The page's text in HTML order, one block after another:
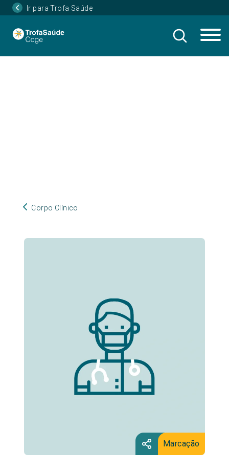
Ir para Trofa Saúde
Corpo Clínico
Marcação